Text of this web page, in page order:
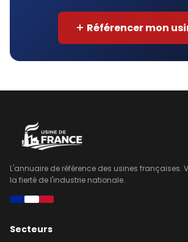
Référencer mon
L'annuaire de référence des usines françaises.
la fierté de l'industrie nationale.
Secteurs